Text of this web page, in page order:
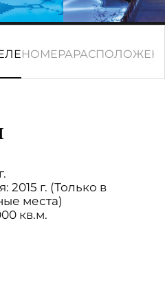
НОМЕРА
2015 г. (Только в
места)
кв.м.